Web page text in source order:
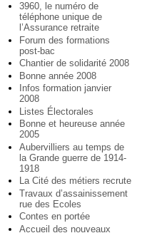
3960, le numéro de
téléphone unique de
l’Assurance retraite
Forum des formations
post-bac
Chantier de solidarité 2008
Bonne année 2008
Infos formation janvier
2008
Listes Électorales
Bonne et heureuse année
2005
Aubervilliers au temps de
la Grande guerre de 1914-
1918
La Cité des métiers recrute
Travaux d’assainissement
rue des Ecoles
Contes en portée
Accueil des nouveaux